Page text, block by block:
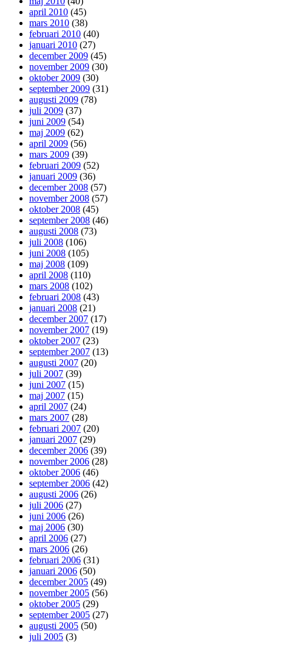
april 2010 (45)
mars 2010 (38)
februari 2010 (40)
januari 2010 (27)
december 2009 (45)
november 2009 (30)
oktober 2009 (30)
september 2009 (31)
augusti 2009 (78)
juli 2009 (37)
juni 2009 (54)
maj 2009 (62)
april 2009 (56)
mars 2009 (39)
februari 2009 (52)
januari 2009 (36)
december 2008 (57)
november 2008 (57)
oktober 2008 (45)
september 2008 (46)
augusti 2008 (73)
juli 2008 (106)
juni 2008 (105)
maj 2008 (109)
april 2008 (110)
mars 2008 (102)
februari 2008 (43)
januari 2008 (21)
december 2007 (17)
november 2007 (19)
oktober 2007 (23)
september 2007 (13)
augusti 2007 (20)
juli 2007 (39)
juni 2007 (15)
maj 2007 (15)
april 2007 (24)
mars 2007 (28)
februari 2007 (20)
januari 2007 (29)
december 2006 (39)
november 2006 (28)
oktober 2006 (46)
september 2006 (42)
augusti 2006 (26)
juli 2006 (27)
juni 2006 (26)
maj 2006 (30)
april 2006 (27)
mars 2006 (26)
februari 2006 (31)
januari 2006 (50)
december 2005 (49)
november 2005 (56)
oktober 2005 (29)
september 2005 (27)
augusti 2005 (50)
juli 2005 (3)